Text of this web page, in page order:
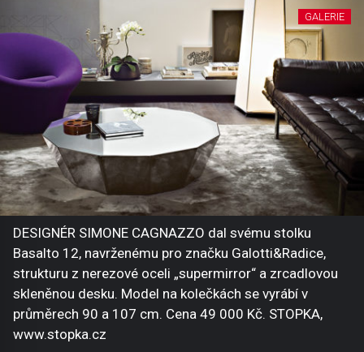
GALERIE
DESIGNÉR SIMONE CAGNAZZO dal svému stolku
Basalto 12, navrženému pro značku Galotti&Radice,
strukturu z nerezové oceli „supermirror“ a zrcadlovou
skleněnou desku. Model na kolečkách se vyrábí v
průměrech 90 a 107 cm. Cena 49 000 Kč. STOPKA,
www.stopka.cz